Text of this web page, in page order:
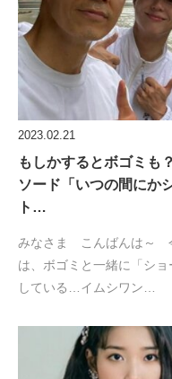
2023.02.21
もしかするとボゴミも
ソード「いつの間にか
ト…
みなさま こんばんは～
は、ボゴミと一緒に「シ
している…イムシワン…